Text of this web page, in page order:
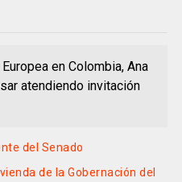
en Colombia, Ana
atendiendo invitación
del Senado
de la Gobernación del